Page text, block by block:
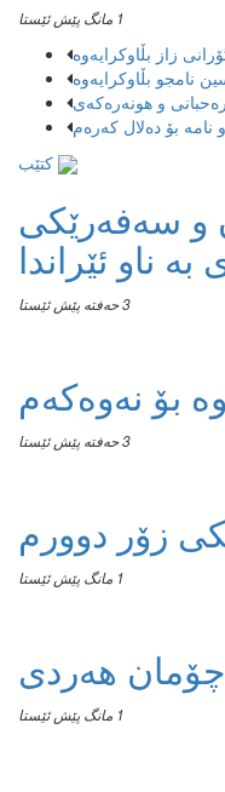
1 مانگ پێش ئێستا
و سەفەرێکی
ناو ئێراندا
3 حەفتە پێش ئێستا
بۆ نەوەکەم
3 حەفتە پێش ئێستا
زۆر دوورم
1 مانگ پێش ئێستا
هەردی
1 مانگ پێش ئێستا